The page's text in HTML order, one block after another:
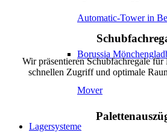
Automatic-Tower in
Borussia
Mover
Lagersysteme
Wir präsentieren Schubfachregale
schnellen Zugriff und optimale